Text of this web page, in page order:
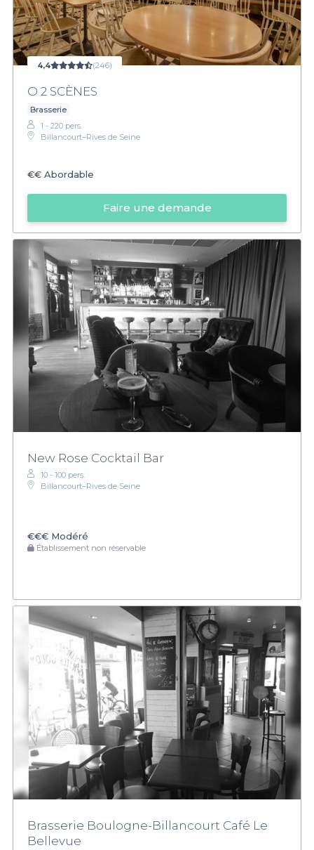
4,4 (246)
O 2 SCÈNES
Brasserie
1 - 220 pers.
Billancourt–Rives de Seine
€€ Abordable
Faire une demande
New Rose Cocktail Bar
10 - 100 pers.
Billancourt–Rives de Seine
€€€ Modéré
Établissement non réservable
Brasserie Boulogne-Billancourt Café Le
Bellevue